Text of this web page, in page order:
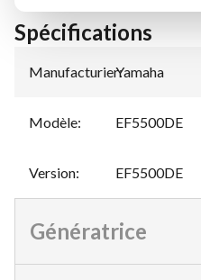
Spécifications
Manufacturier:
Yamaha
Modèle: EF5500DE
Version: EF5500DE
Génératrice